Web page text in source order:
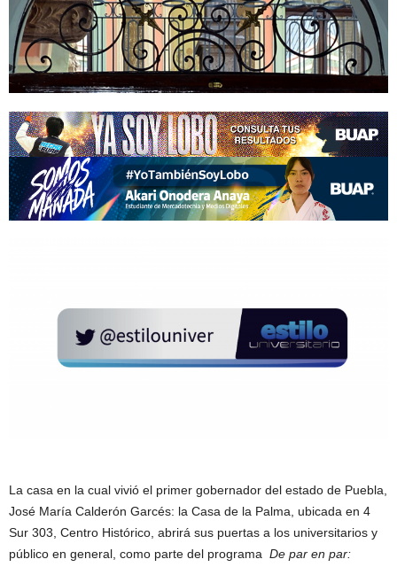
La casa en la cual vivió el primer gobernador del estado de Puebla,
José María Calderón Garcés: la Casa de la Palma, ubicada en 4
Sur 303, Centro Histórico, abrirá sus puertas a los universitarios y
público en general, como parte del programa De par en par: